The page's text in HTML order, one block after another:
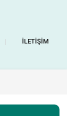
❘ İLETIŞIM